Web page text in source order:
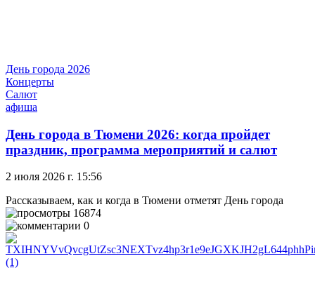
День города 2026
Концерты
Салют
афиша
День города в Тюмени 2026: когда пройдет
праздник, программа мероприятий и салют
2 июля 2026 г. 15:56
Рассказываем, как и когда в Тюмени отметят День города
16874
0